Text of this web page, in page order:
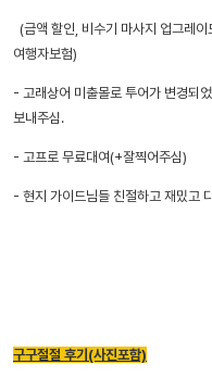
(금액 할인, 비수기 마사지 업그레
여행자보험)
- 고래상어 미출몰로 투어가 변경되
보내주심.
- 고프로 무료대여(+잘찍어주심)
- 현지 가이드님들 친절하고 재밌고
구구절절 후기(사진포함)